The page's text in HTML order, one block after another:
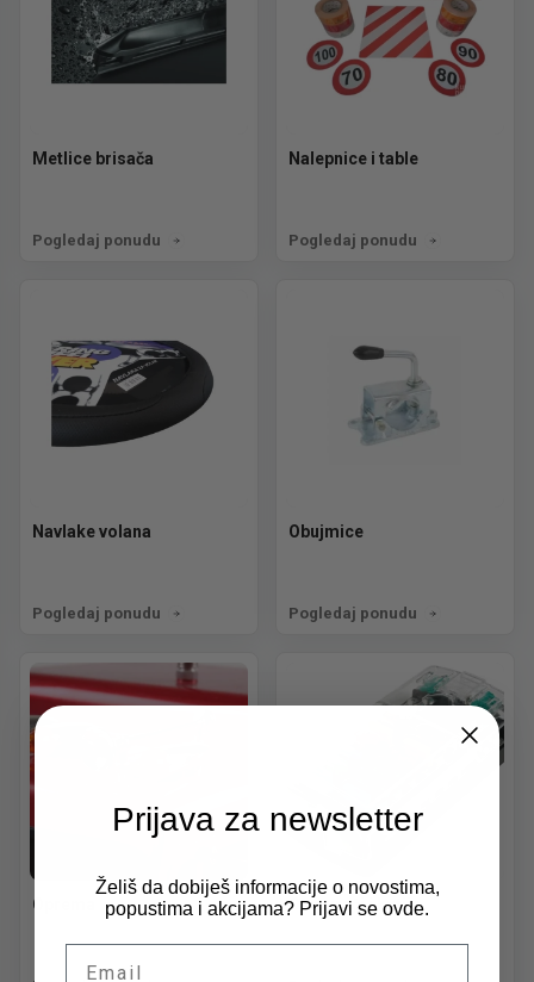
Metlice brisača
Pogledaj ponudu
Nalepnice i table
Pogledaj ponudu
Navlake volana
Pogledaj ponudu
Obujmice
Pogledaj ponudu
Oprema Osigurači i kutije
Prijava za newsletter
Želiš da dobiješ informacije o novostima,
popustima i akcijama? Prijavi se ovde.